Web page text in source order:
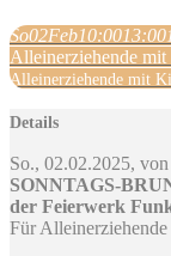
So02Feb10:0013:00
Alleinerziehende
Alleinerziehende mit
Details
So., 02.02.2025,
SONNTAGS-
der Feierwerk
Für